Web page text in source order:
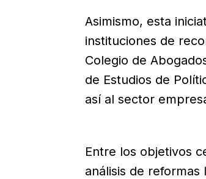
Asimismo, esta
instituciones de
Colegio de
de Estudios de
así al sector
Entre los objetivos
análisis de